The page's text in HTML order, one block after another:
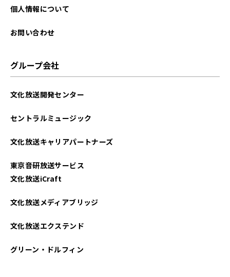
個人情報について
お問い合わせ
グループ会社
文化放送開発センター
セントラルミュージック
文化放送キャリアパートナーズ
東京音研放送サービス
文化放送iCraft
文化放送メディアブリッジ
文化放送エクステンド
グリーン・ドルフィン